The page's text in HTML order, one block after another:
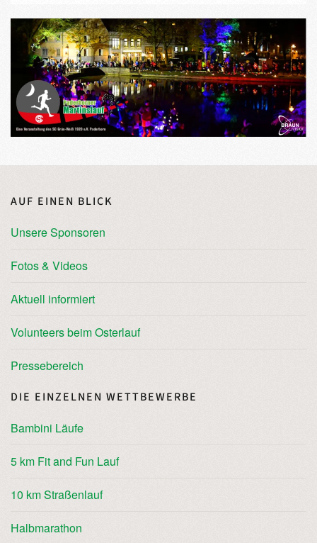
AUF EINEN BLICK
Unsere Sponsoren
Fotos & Videos
Aktuell informiert
Volunteers beim Osterlauf
Pressebereich
DIE EINZELNEN WETTBEWERBE
Bambini Läufe
5 km Fit and Fun Lauf
10 km Straßenlauf
Halbmarathon